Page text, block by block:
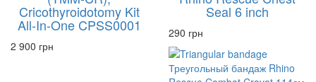
Cricothyroidotomy Kit
All-In-One CPSS0001
2 900 грн
Seal 6 inch
290 грн